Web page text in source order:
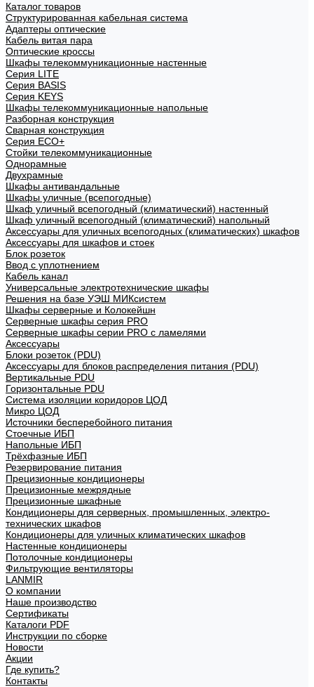
Каталог товаров
Структурированная кабельная система
Адаптеры оптические
Кабель витая пара
Оптические кроссы
Шкафы телекоммуникационные настенные
Cерия LITE
Cерия BASIS
Cерия KEYS
Шкафы телекоммуникационные напольные
Разборная конструкция
Сварная конструкция
Серия ECO+
Стойки телекоммуникационные
Однорамные
Двухрамные
Шкафы антивандальные
Шкафы уличные (всепогодные)
Шкаф уличный всепогодный (климатический) настенный
Шкаф уличный всепогодный (климатический) напольный
Аксессуары для уличных всепогодных (климатических) шкафов
Аксессуары для шкафов и стоек
Блок розеток
Ввод с уплотнением
Кабель канал
Универсальные электротехнические шкафы
Решения на базе УЭШ МИКсистем
Шкафы серверные и Колокейшн
Серверные шкафы серия PRO
Серверные шкафы серии PRO с ламелями
Аксессуары
Блоки розеток (PDU)
Аксессуары для блоков распределения питания (PDU)
Вертикальные PDU
Горизонтальные PDU
Система изоляции коридоров ЦОД
Микро ЦОД
Источники бесперебойного питания
Стоечные ИБП
Напольные ИБП
Трёхфазные ИБП
Резервирование питания
Прецизионные кондиционеры
Прецизионные межрядные
Прецизионные шкафные
Кондиционеры для серверных, промышленных, электро-
технических шкафов
Кондиционеры для уличных климатических шкафов
Настенные кондиционеры
Потолочные кондиционеры
Фильтрующие вентиляторы
LANMIR
О компании
Наше производство
Сертификаты
Каталоги PDF
Инструкции по сборке
Новости
Акции
Где купить?
Контакты